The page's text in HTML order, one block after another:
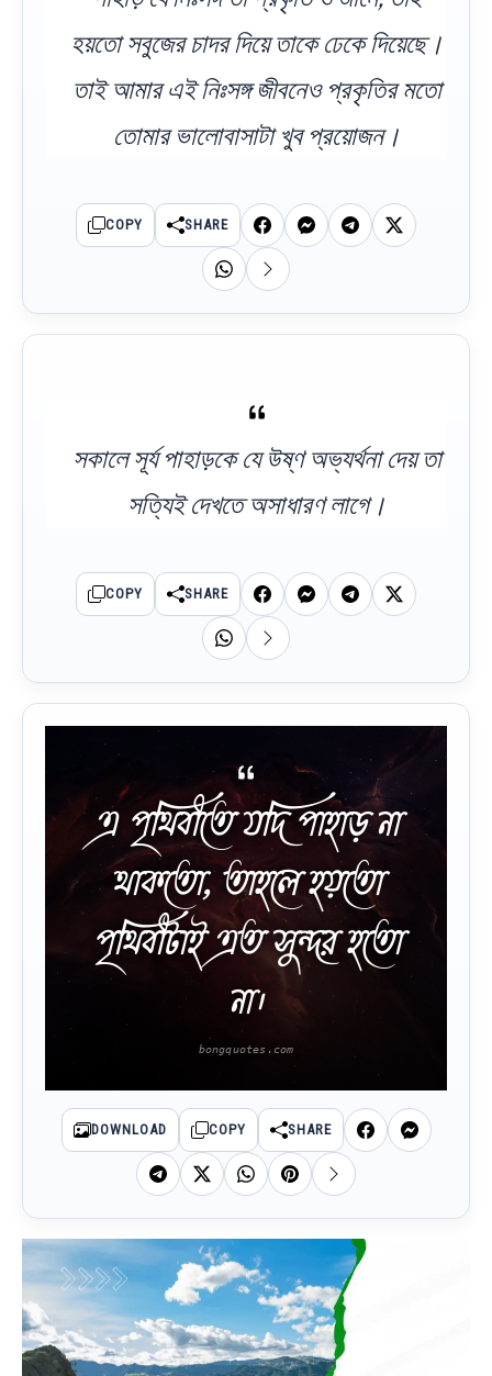
হয়তো সবুজের চাদর দিয়ে তাকে ঢেকে দিয়েছে।
তাই আমার এই নিঃসঙ্গ জীবনেও প্রকৃতির মতো
তোমার ভালোবাসাটা খুব প্রয়োজন।
COPY SHARE
সকালে সূর্য পাহাড়কে যে উষ্ণ অভ্যর্থনা দেয় তা
সত্যিই দেখতে অসাধারণ লাগে।
COPY SHARE
এ পৃথিবীতে যদি পাহাড় না
থাকতো, তাহলে হয়তো
পৃথিবীটাই এত সুন্দর হতো
না।
DOWNLOAD COPY SHARE